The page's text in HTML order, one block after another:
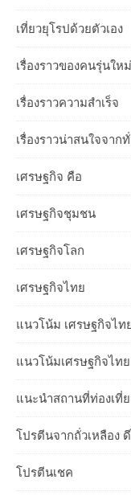
เที่ยวยุโรปด้วยตัวเอง
เรื่องราวของคนรุ่นใหม่
เรื่องราวความสำเร็จ
เรื่องราวน่าสนใจจาก
เศรษฐกิจ คือ
เศรษฐกิจชุมชน
เศรษฐกิจโลก
เศรษฐกิจไทย
แนวโน้ม เศรษฐกิจไ
แนวโน้มเศรษฐกิจไท
แนะนำสถานที่ท่องเที่
โปรตีนจากถั่วเหลือง
โปรตีนเชค